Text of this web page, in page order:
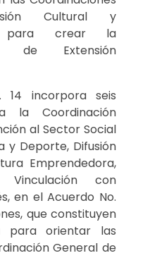
Cultural y
para crear la
de Extensión
14 incorpora seis
la Coordinación
al Sector Social
y Deporte, Difusión
Emprendedora,
con
en el Acuerdo No.
que constituyen
para orientar las
General de